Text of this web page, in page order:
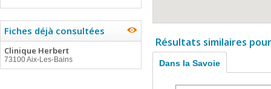
Fiches déjà consultées
Clinique Herbert
73100 Aix-Les-Bains
Résultats similaires
Dans la Savoie